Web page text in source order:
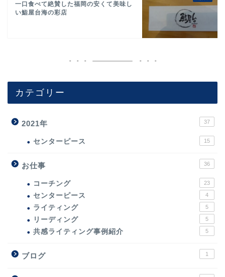
一口食べて絶賛した福岡の安くて美味し
い鮨屋台海の彩店
カテゴリー
2021年 37
センターピース 15
お仕事 36
コーチング 23
センターピース 4
ライティング 5
リーディング 5
共感ライティング事例紹介 5
ブログ 1